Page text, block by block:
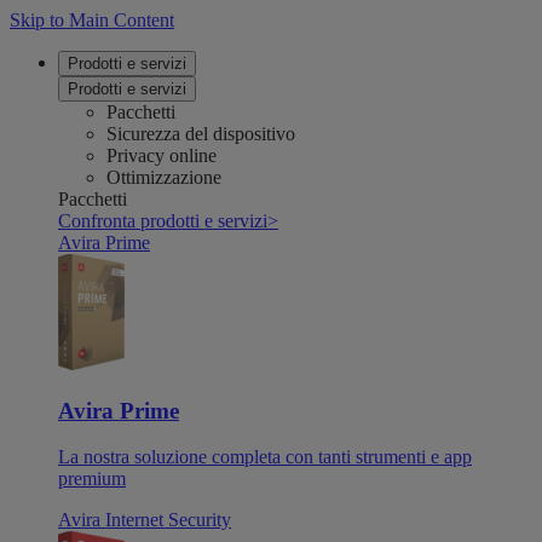
Skip to Main Content
Prodotti e servizi
Prodotti e servizi
Pacchetti
Sicurezza del dispositivo
Privacy online
Ottimizzazione
Pacchetti
Confronta prodotti e servizi>
Avira Prime
Avira Prime
La nostra soluzione completa con tanti strumenti e app
premium
Avira Internet Security